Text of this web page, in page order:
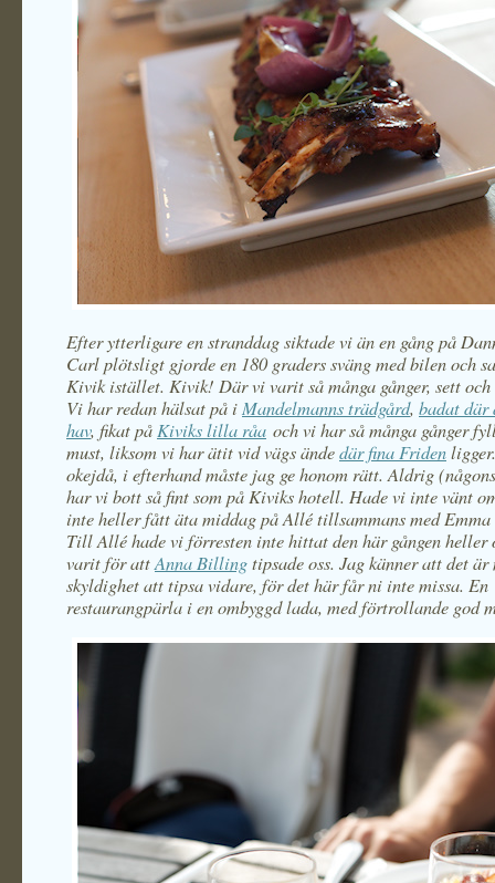
Efter ytterligare en stranddag siktade vi än en gång på
Carl plötsligt gjorde en 180 graders sväng med bilen och
Kivik istället. Kivik! Där vi varit så många gånger, sett
Vi har redan hälsat på i Mandelmanns trädgård, badat där
hav, fikat på Kiviks lilla råa och vi har så många gånger
must, liksom vi har ätit vid vägs ändedär fina Friden
okejdå, i efterhand måste jag ge honom rätt. Aldrig
har vi bott så fint som på Kiviks hotell. Hade vi inte vänt
inte heller fått äta middag på Allé tillsammans med Emma
Till Allé hade vi förresten inte hittat den här gången heller
varit för attAnna Billingtipsade oss. Jag känner att det är
skyldighet att tipsa vidare, för det här får ni inte missa. En
restaurangpärla i en ombyggd lada, med förtrollande god